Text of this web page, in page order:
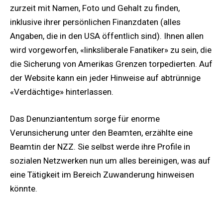
zurzeit mit Namen, Foto und Gehalt zu finden,
inklusive ihrer persönlichen Finanzdaten (alles
Angaben, die in den USA öffentlich sind). Ihnen allen
wird vorgeworfen, «linksliberale Fanatiker» zu sein, die
die Sicherung von Amerikas Grenzen torpedierten. Auf
der Website kann ein jeder Hinweise auf abtrünnige
«Verdächtige» hinterlassen.
Das Denunziantentum sorge für enorme
Verunsicherung unter den Beamten, erzählte eine
Beamtin der NZZ. Sie selbst werde ihre Profile in
sozialen Netzwerken nun um alles bereinigen, was auf
eine Tätigkeit im Bereich Zuwanderung hinweisen
könnte.